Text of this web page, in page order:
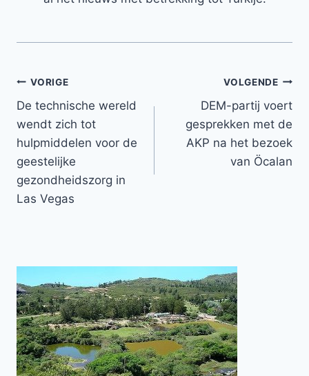
Bericht
navigatie
VORIGE
De technische wereld
wendt zich tot
hulpmiddelen voor de
geestelijke
gezondheidszorg in
Las Vegas
VOLGENDE
DEM-partij voert
gesprekken met de
AKP na het bezoek
van Öcalan